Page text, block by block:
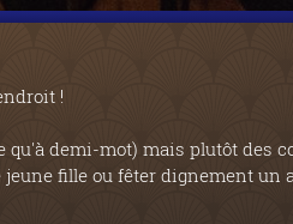
!
demi-mot) mais plutôt des
fille ou fêter dignement un